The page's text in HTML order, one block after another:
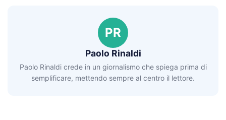
PR
Paolo Rinaldi
Paolo Rinaldi crede in un giornalismo che spiega prima di
semplificare, mettendo sempre al centro il lettore.